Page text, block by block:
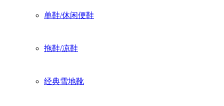
单鞋/休闲便鞋
拖鞋/凉鞋
经典雪地靴